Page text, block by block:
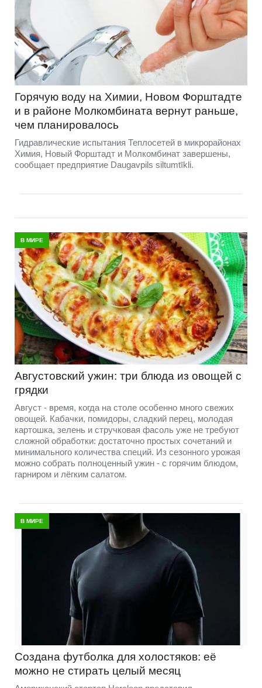
Горячую воду на Химии, Новом Форштадте
и в районе Молкомбината вернут раньше,
чем планировалось
Гидравлические испытания Теплосетей в микрорайонах
Химия, Новый Форштадт и Молкомбинат завершены,
сообщает предприятие Daugavpils siltumtīkli.
В МИРЕ
Августовский ужин: три блюда из овощей с
грядки
Август - время, когда на столе особенно много свежих
овощей. Кабачки, помидоры, сладкий перец, молодая
картошка, зелень и стручковая фасоль уже не требуют
сложной обработки: достаточно простых сочетаний и
минимального количества специй. Из сезонного урожая
можно собрать полноценный ужин - с горячим блюдом,
гарниром и лёгким салатом.
В МИРЕ
Создана футболка для холостяков: её
можно не стирать целый месяц